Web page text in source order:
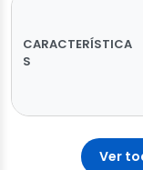
CARACTERÍSTICA
S
Ver